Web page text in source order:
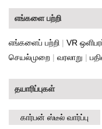
எங்களை பற்றி
எங்களைப் பற்றி | VR
செயல்முறை | வரலாறு |
தயாரிப்புகள்
கார்பன் ஸ்டீல் வார்ப்பு